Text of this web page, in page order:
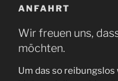
ANFAHRT
Wir freuen uns,
möchten.
Um das so